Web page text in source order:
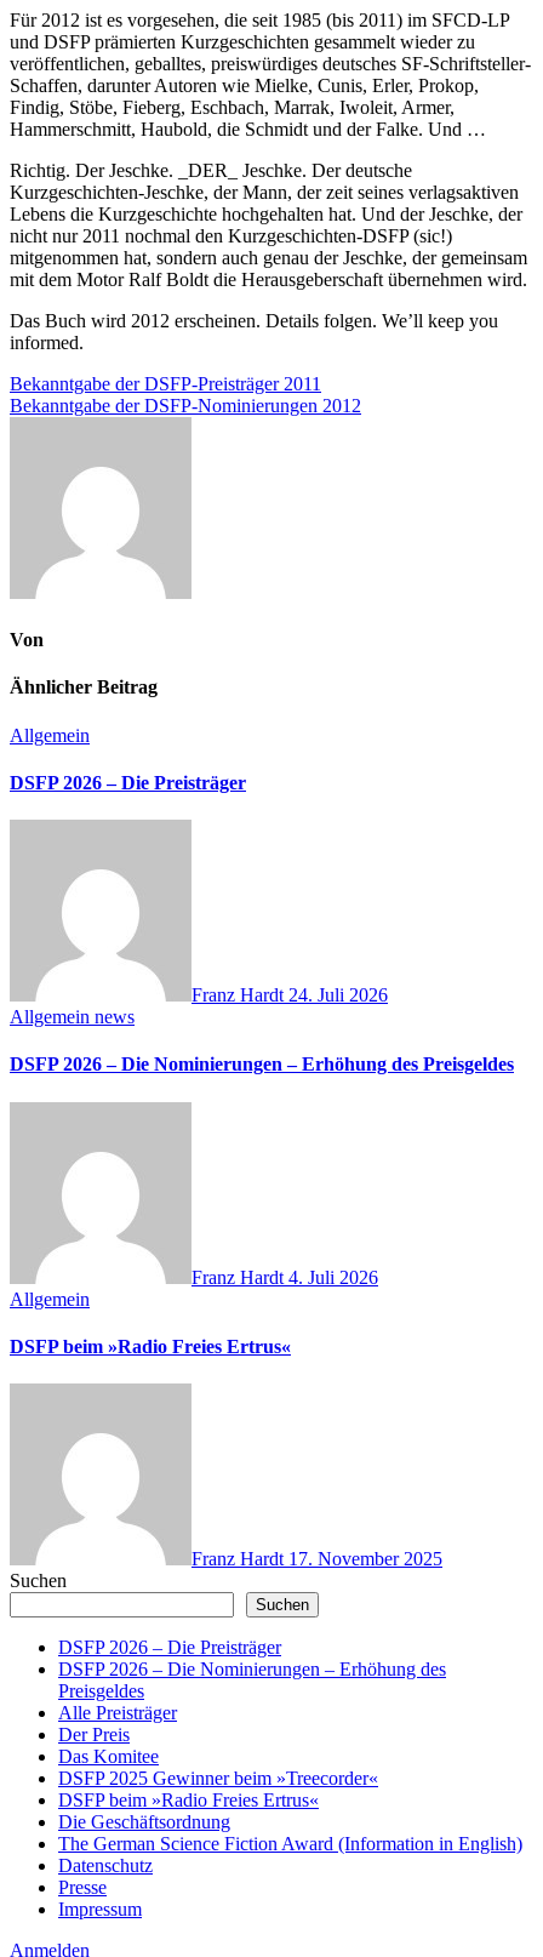
Für 2012 ist es vorgesehen, die seit 1985 (bis 2011) im SFCD-LP
und DSFP prämierten Kurzgeschichten gesammelt wieder zu
veröffentlichen, geballtes, preiswürdiges deutsches SF-Schriftsteller-
Schaffen, darunter Autoren wie Mielke, Cunis, Erler, Prokop,
Findig, Stöbe, Fieberg, Eschbach, Marrak, Iwoleit, Armer,
Hammerschmitt, Haubold, die Schmidt und der Falke. Und …
Richtig. Der Jeschke. _DER_ Jeschke. Der deutsche
Kurzgeschichten-Jeschke, der Mann, der zeit seines verlagsaktiven
Lebens die Kurzgeschichte hochgehalten hat. Und der Jeschke, der
nicht nur 2011 nochmal den Kurzgeschichten-DSFP (sic!)
mitgenommen hat, sondern auch genau der Jeschke, der gemeinsam
mit dem Motor Ralf Boldt die Herausgeberschaft übernehmen wird.
Das Buch wird 2012 erscheinen. Details folgen. We’ll keep you
informed.
Beitragsnavigation
Bekanntgabe der DSFP-Preisträger 2011
Bekanntgabe der DSFP-Nominierungen 2012
Von
Ähnlicher Beitrag
Allgemein
DSFP 2026 – Die Preisträger
Franz Hardt 24. Juli 2026
Allgemein news
DSFP 2026 – Die Nominierungen – Erhöhung des Preisgeldes
Franz Hardt 4. Juli 2026
Allgemein
DSFP beim »Radio Freies Ertrus«
Franz Hardt 17. November 2025
Suchen
Suchen
DSFP 2026 – Die Preisträger
DSFP 2026 – Die Nominierungen – Erhöhung des
Preisgeldes
Alle Preisträger
Der Preis
Das Komitee
DSFP 2025 Gewinner beim »Treecorder«
DSFP beim »Radio Freies Ertrus«
Die Geschäftsordnung
The German Science Fiction Award (Information in English)
Datenschutz
Presse
Impressum
Anmelden